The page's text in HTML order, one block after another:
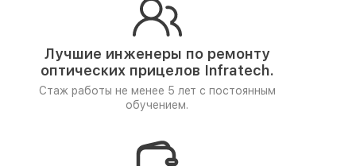
Лучшие инженеры по ремонту
оптических прицелов Infratech.
Стаж работы не менее 5 лет с постоянным
обучением.